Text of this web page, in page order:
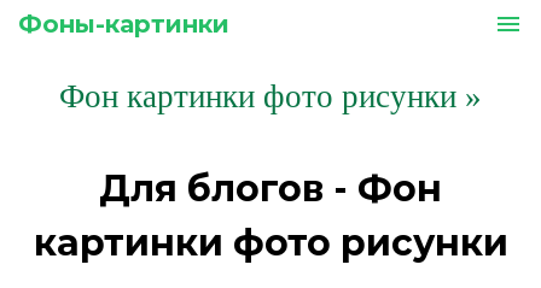
Фоны-картинки menu
Фон картинки фото рисунки »
Для блогов - Фон
картинки фото рисунки